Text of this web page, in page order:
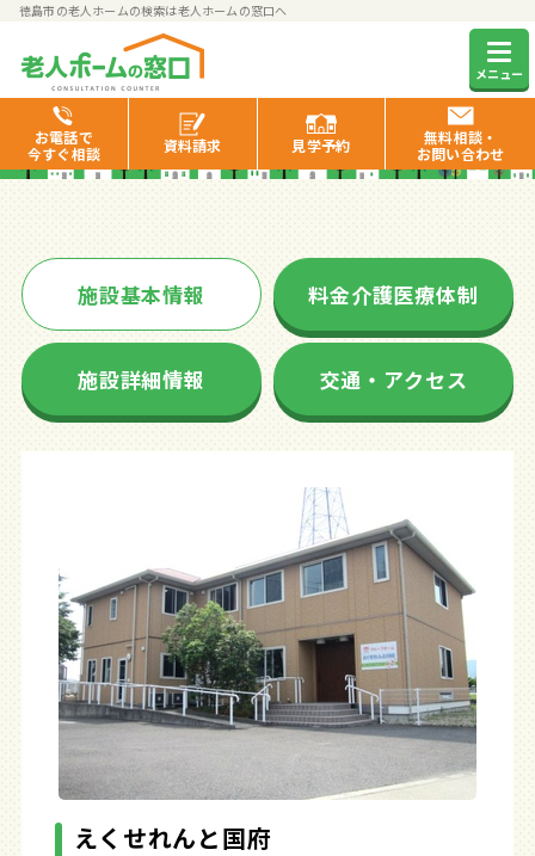
徳島市の老人ホームの検索は老人ホームの窓口へ
メニュー
お電話で
今すぐ相談
資料請求 見学予約
無料相談・
お問い合わせ
えくせれんと国府
施設基本情報 料金介護医療体制
施設詳細情報 交通・アクセス
えくせれんと国府